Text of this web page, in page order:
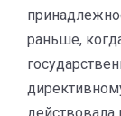
раньше,